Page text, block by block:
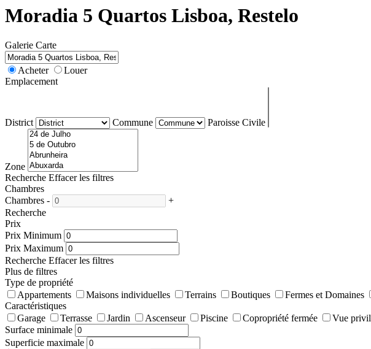
Moradia 5 Quartos Lisboa, Restelo
Galerie Carte
Acheter
Louer
Emplacement
District Commune Paroisse Civile
Zone
Recherche Effacer les filtres
Chambres
Chambres -
+
Recherche
Prix
Prix Minimum
Prix Maximum
Recherche Effacer les filtres
Plus de filtres
Type de propriété
Appartements
Maisons individuelles Terrains Boutiques Fermes et Domaines
Caractéristiques
Garage
Terrasse Jardin Ascenseur Piscine Copropriété fermée Vue
Surface minimale
Superficie maximale